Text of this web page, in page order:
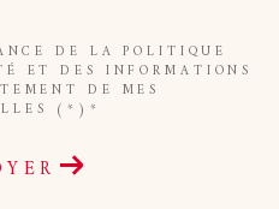
DE LA POLITIQUE
ET DES INFORMATIONS
DE MES
(*)*